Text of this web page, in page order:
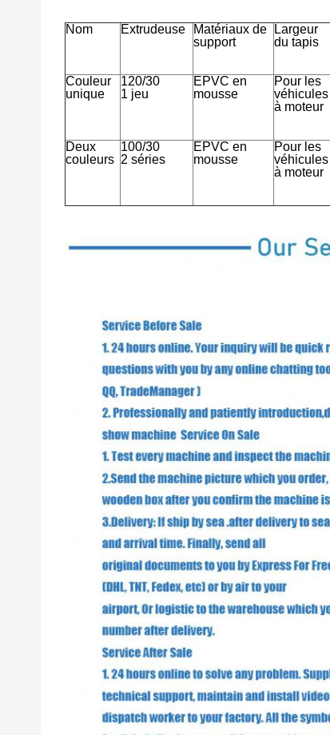
Nom Extrudeuse
Matériaux de
support
Largeur
du tapis
Couleur
unique
120/30
1 jeu
EPVC en
mousse
Pour les
véhicules
à moteur
Deux
couleurs
100/30
2 séries
EPVC en
mousse
Pour les
véhicules
à moteur